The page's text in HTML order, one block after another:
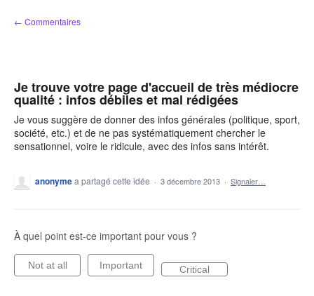
Aller
au
← Commentaires
Je trouve votre page d'accueil de très médiocre
qualité : infos débiles et mal rédigées
Je vous suggère de donner des infos générales (politique, sport,
société, etc.) et de ne pas systématiquement chercher le
sensationnel, voire le ridicule, avec des infos sans intérêt.
anonymea partagé cette idée · 3 décembre 2013 · Signaler…
À quel point est-ce important pour vous ?
Not at all Important Critical